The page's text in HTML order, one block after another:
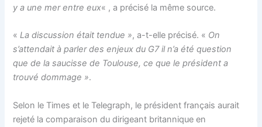
y a une mer entre eux« , a précisé la même source.
«La discussion était tendue », a-t-elle précisé. « On
s’attendait à parler des enjeux du G7 il n’a été question
que de la saucisse de Toulouse, ce que le président a
trouvé dommage ».
Selon le Times et le Telegraph, le président français aurait
rejeté la comparaison du dirigeant britannique en